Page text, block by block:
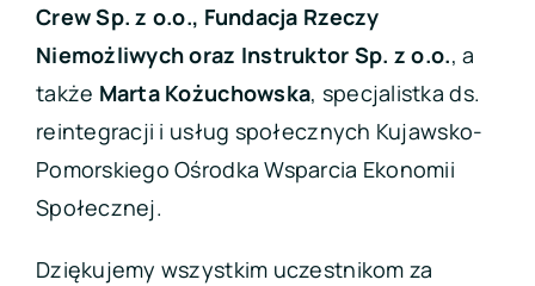
Crew Sp. z o.o., Fundacja Rzeczy
Niemożliwych oraz Instruktor Sp. z o.o., a
także Marta Kożuchowska, specjalistka ds.
reintegracji i usług społecznych Kujawsko-
Pomorskiego Ośrodka Wsparcia Ekonomii
Społecznej.
Dziękujemy wszystkim uczestnikom za